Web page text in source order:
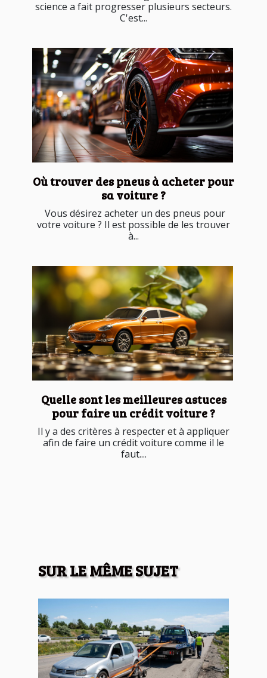
science a fait progresser plusieurs secteurs.
C'est...
Où trouver des pneus à acheter pour
sa voiture ?
Vous désirez acheter un des pneus pour
votre voiture ? Il est possible de les trouver
à...
Quelle sont les meilleures astuces
pour faire un crédit voiture ?
Il y a des critères à respecter et à appliquer
afin de faire un crédit voiture comme il le
faut....
SUR LE MÊME SUJET